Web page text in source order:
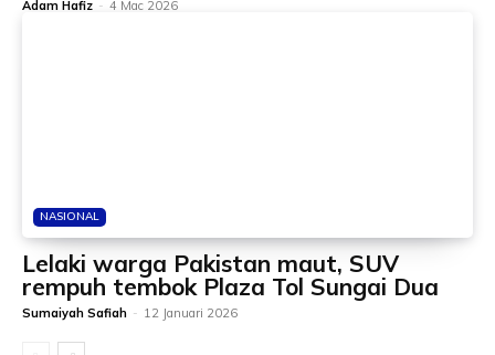
Adam Hafiz - 4 Mac 2026
NASIONAL
Lelaki warga Pakistan maut, SUV
rempuh tembok Plaza Tol Sungai Dua
Sumaiyah Safiah - 12 Januari 2026